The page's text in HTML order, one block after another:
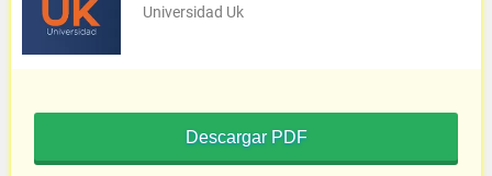
Universidad Uk
Descargar PDF